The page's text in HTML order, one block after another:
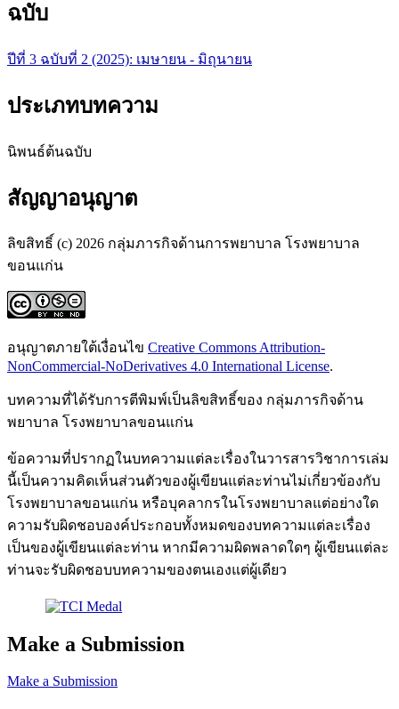
ฉบับ
ปีที่ 3 ฉบับที่ 2 (2025): เมษายน - มิถุนายน
ประเภทบทความ
นิพนธ์ต้นฉบับ
สัญญาอนุญาต
ลิขสิทธิ์ (c) 2026 กลุ่มภารกิจด้านการพยาบาล โรงพยาบาล
ขอนแก่น
อนุญาตภายใต้เงื่อนไข Creative Commons Attribution-
NonCommercial-NoDerivatives 4.0 International License.
บทความที่ได้รับการตีพิมพ์เป็นลิขสิทธิ์ของ กลุ่มภารกิจด้าน
พยาบาล โรงพยาบาลขอนแก่น
ข้อความที่ปรากฏในบทความแต่ละเรื่องในวารสารวิชาการเล่ม
นี้เป็นความคิดเห็นส่วนตัวของผู้เขียนแต่ละท่านไม่เกี่ยวข้องกับ
โรงพยาบาลขอนแก่น หรือบุคลากรในโรงพยาบาลแต่อย่างใด
ความรับผิดชอบองค์ประกอบทั้งหมดของบทความแต่ละเรื่อง
เป็นของผู้เขียนแต่ละท่าน หากมีความผิดพลาดใดๆ ผู้เขียนแต่ละ
ท่านจะรับผิดชอบบทความของตนเองแต่ผู้เดียว
Make a Submission
Make a Submission